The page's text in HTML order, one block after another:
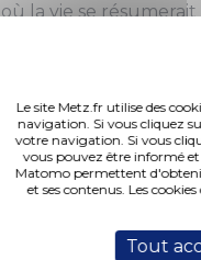
Le site Metz.fr utilise des
navigation. Si vous cliquez
votre navigation. Si vous
vous pouvez être informé et
Matomo permettent
et ses contenus. Les
Tout
où la vie se
digne de ce nom.
encore les tapuscrits
littéraire (celle de
médiathèques et des
contemporaine
bien à la consultation